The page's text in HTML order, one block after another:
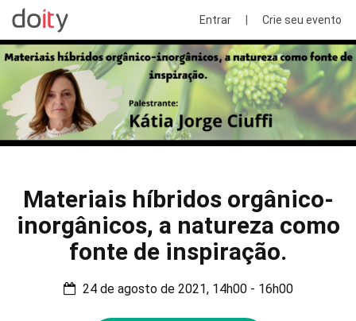
Entrar Crie seu evento
Materiais híbridos orgânico-
inorgânicos, a natureza como
fonte de inspiração.
24 de agosto de 2021, 14h00 - 16h00